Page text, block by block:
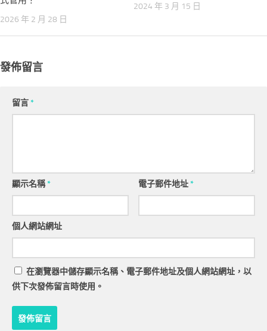
2026 年 2 月 28 日
2024 年 3 月 15 日
發佈留言
留言*
顯示名稱* 電子郵件地址*
個人網站網址
在瀏覽器中儲存顯示名稱、電子郵件地址及個人網站網址，以
供下次發佈留言時使用。